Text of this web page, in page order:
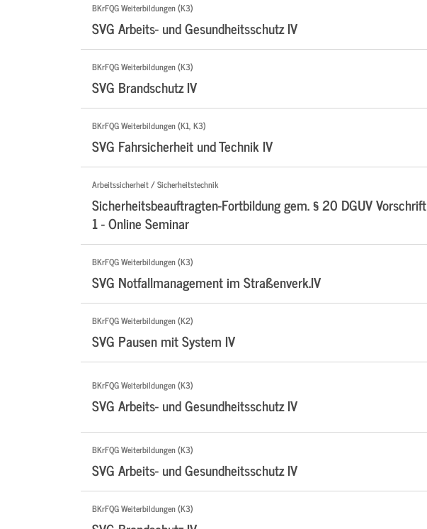
BKrFQG Weiterbildungen (K3)
SVG Arbeits- und Gesundheitsschutz IV
BKrFQG Weiterbildungen (K3)
SVG Brandschutz IV
BKrFQG Weiterbildungen (K1, K3)
SVG Fahrsicherheit und Technik IV
Arbeitssicherheit / Sicherheitstechnik
Sicherheitsbeauftragten-Fortbildung gem. § 20 DGUV Vorschrift
1 - Online Seminar
BKrFQG Weiterbildungen (K3)
SVG Notfallmanagement im Straßenverk.IV
BKrFQG Weiterbildungen (K2)
SVG Pausen mit System IV
BKrFQG Weiterbildungen (K3)
SVG Arbeits- und Gesundheitsschutz IV
BKrFQG Weiterbildungen (K3)
SVG Arbeits- und Gesundheitsschutz IV
BKrFQG Weiterbildungen (K3)